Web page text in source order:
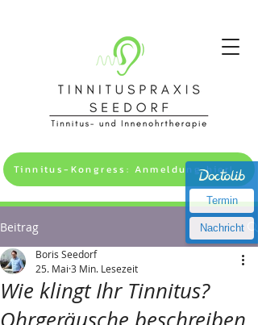
Tinnitus-Kongress: Anmeldung hier! >>
Beitrag
Wie klingt Ihr Tinnitus?
Ohrgeräusche beschreiben
Boris Seedorf
25. Mai 3 Min. Lesezeit
Termin
Nachricht